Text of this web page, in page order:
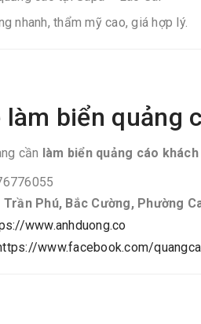
nhanh, thẩm mỹ cao, giá hợp lý.
làm biển quảng
cần làm biển quảng cáo
Trần Phú, Bắc Cường, Phường
www.anhduong.co
www.facebook.com/